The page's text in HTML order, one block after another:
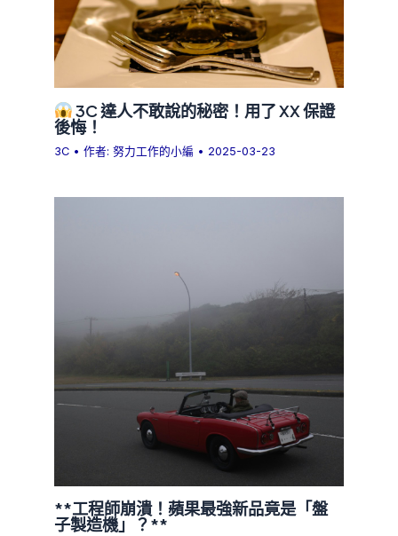
3C 達人不敢說的秘密！用了 XX 保證
後悔！
3C • 作者:努力工作的小編 • 2025-03-23
**工程師崩潰！蘋果最強新品竟是「盤
子製造機」？**